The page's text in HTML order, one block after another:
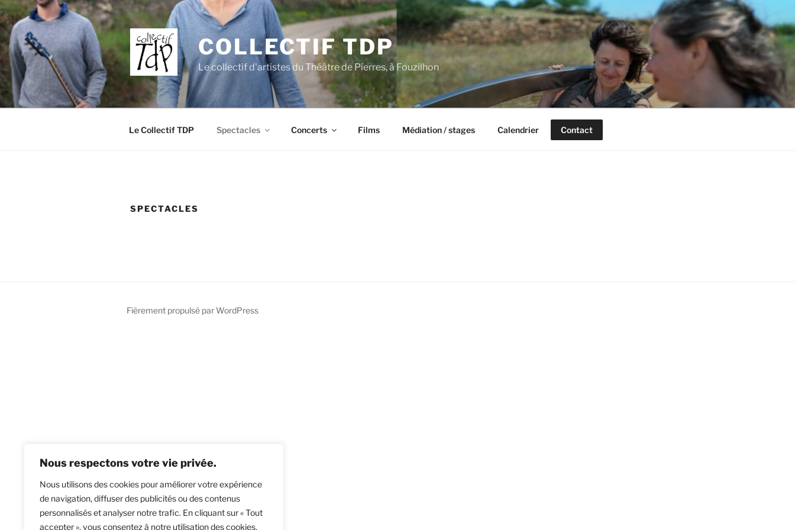
Nous respectons votre vie privée.
Nous utilisons des cookies pour améliorer votre expérience
de navigation, diffuser des publicités ou des contenus
personnalisés et analyser notre trafic. En cliquant sur « Tout
accepter », vous consentez à notre utilisation des cookies.
Aller
au
contenu
principal
COLLECTIF TDP
Le collectif d'artistes du Théâtre de Pierres, à Fouzilhon
Le Collectif TDP Spectacles Concerts Films Médiation / stages Calendrier Contact
SPECTACLES
Fièrement propulsé par WordPress